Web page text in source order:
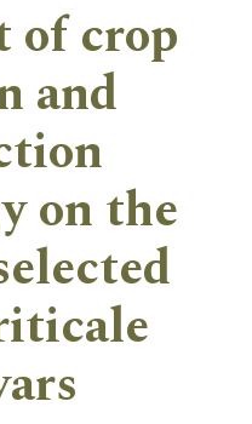
of crop
and
on the